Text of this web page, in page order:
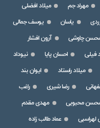
مهراد جم
میلاد افضلی
یاسان
یوسف جمالی
چاوشی
آرون افشار
فیلی احسان پایا
نیوداد
میلاد راستاد
ایوان بند
رضا شیری
راغب
محبوبی
مهدی مقدم
لهراسبی
عماد طالب زاده